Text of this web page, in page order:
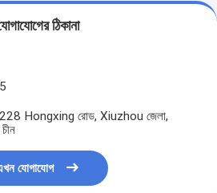
ঠিকানা
Hongxing রোড, Xiuzhou জেলা,
যোগাযোগ